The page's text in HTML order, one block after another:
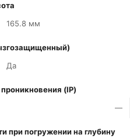
165.8 мм
Да
(IP)
—
при погружении на глубину